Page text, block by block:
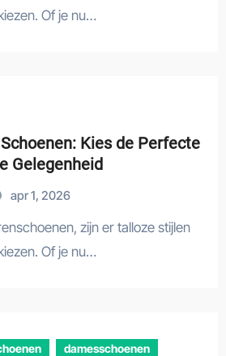
Of je nu…
Kies de Perfecte
Gelegenheid
apr 1, 2026
Of je nu…
damesschoenen